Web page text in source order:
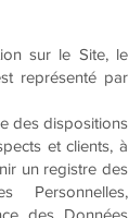
sur le Site, le
représenté par
des dispositions
et clients, à
un registre des
des Données